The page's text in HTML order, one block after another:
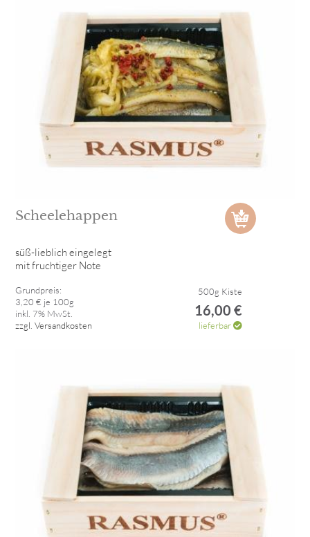
Scheelehappen
süß-lieblich eingelegt
mit fruchtiger Note
Grundpreis:
3,20 € je 100g
inkl. 7% MwSt.
zzgl. Versandkosten
500g Kiste
16,00 €
lieferbar